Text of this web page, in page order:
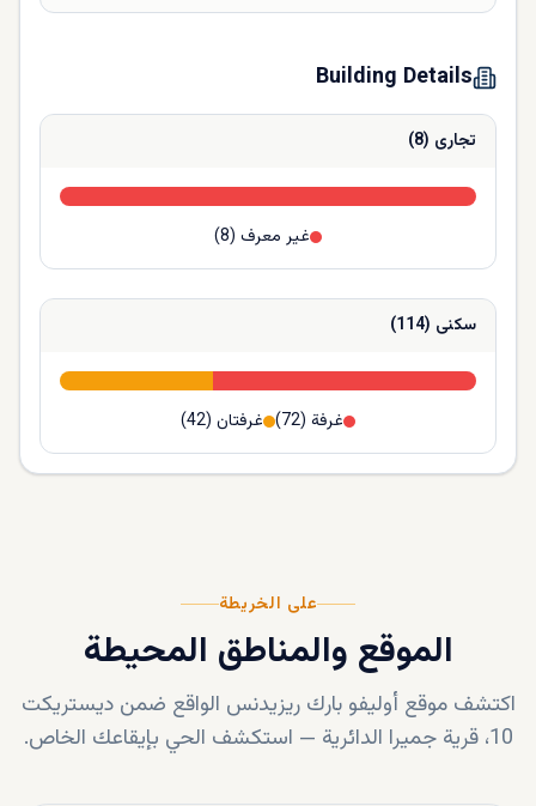
Building Details
تجارى (
8
)
غير معرف (
8
)
سكنى (
114
)
غرفة (
72
) غرفتان (
42
)
على الخريطة
الموقع والمناطق المحيطة
اكتشف موقع أوليفو بارك ريزيدنس الواقع ضمن ديستريكت
10، قرية جميرا الدائرية
— استكشف الحي بإيقاعك الخاص.